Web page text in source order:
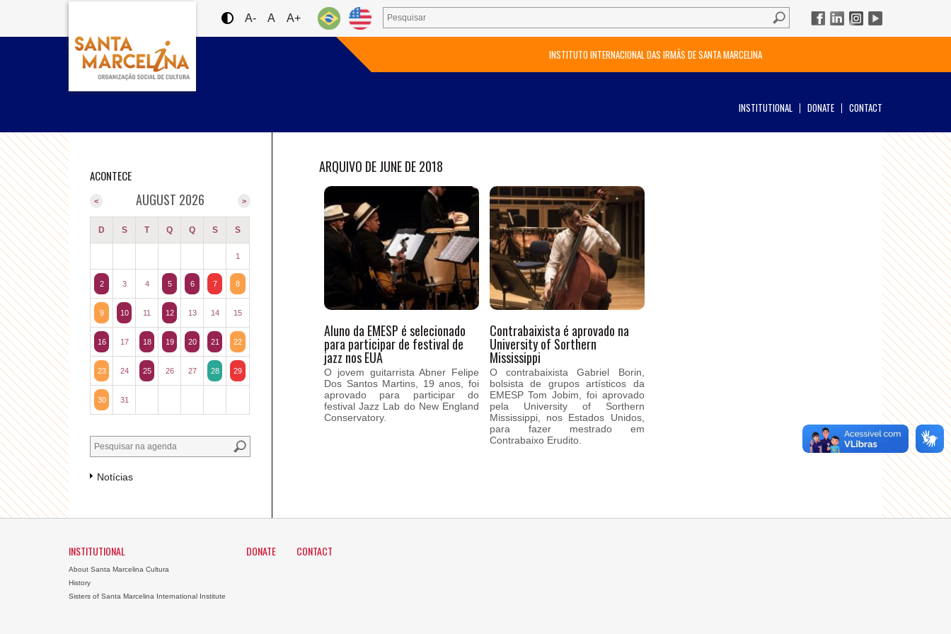
A- A A+
INSTITUTO INTERNACIONAL DAS IRMÃS DE SANTA MARCELINA
INSTITUTIONAL DONATE CONTACT
ARQUIVO DE JUNE DE 2018
Aluno da EMESP é selecionado
para participar de festival de
jazz nos EUA
O jovem guitarrista Abner Felipe
Dos Santos Martins, 19 anos, foi
aprovado para participar do
festival Jazz Lab do New England
Conservatory.
Contrabaixista é aprovado na
University of Sorthern
Mississippi
O contrabaixista Gabriel Borin,
bolsista de grupos artísticos da
EMESP Tom Jobim, foi aprovado
pela University of Sorthern
Mississippi, nos Estados Unidos,
para fazer mestrado em
Contrabaixo Erudito.
ACONTECE
AUGUST 2026 >
<
D S T Q Q S S
1
2 3 4 5 6 7 8
9 10 11 12 13 14 15
16 17 18 19 20 21 22
23 24 25 26 27 28 29
30 31
Notícias
INSTITUTIONAL
About Santa Marcelina Cultura
History
Sisters of Santa Marcelina International Institute
DONATE CONTACT